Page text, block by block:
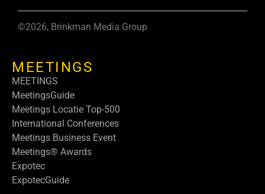
©2026, Brinkman Media Group
MEETINGS
MEETINGS
MeetingsGuide
Meetings Locatie Top-500
International Conferences
Meetings Business Event
Meetings® Awards
Expotec
ExpotecGuide